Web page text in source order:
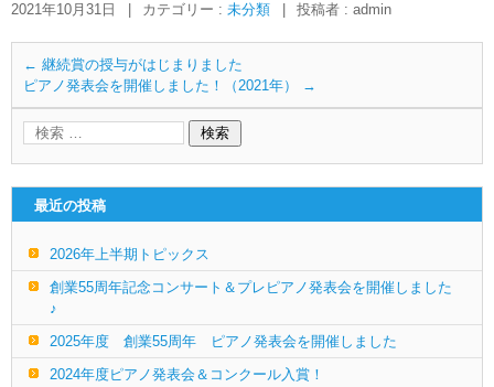
2021年10月31日 カテゴリー : 未分類 投稿者 : admin
← 継続賞の授与がはじまりました
ピアノ発表会を開催しました！（2021年）
→
最近の投稿
2026年上半期トピックス
創業55周年記念コンサート＆プレピアノ発表会を開催しました
♪
2025年度 創業55周年 ピアノ発表会を開催しました
2024年度ピアノ発表会＆コンクール入賞！